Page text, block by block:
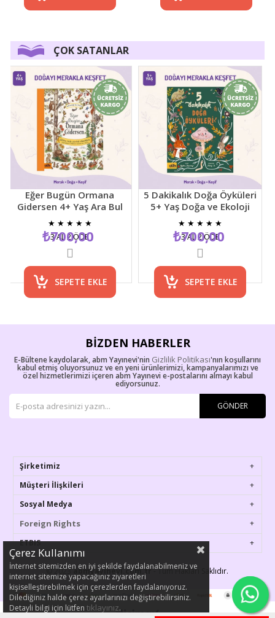
ÇOK SATANLAR
Eğer Bugün Ormana
Gidersen 4+ Yaş Ara Bul
Resimli Çocuk Etkinlik
Kitabı
★★★★
₺700,00
SEPETE EKLE
3 AL 2 ÖDE
5 Dakikalık Doğa Öyküleri
5+ Yaş Doğa ve Ekoloji
Temalı Çocuk Hikaye
Kitabı
★★★★
₺700,00
SEPETE EKLE
3 AL 2 ÖDE
BIZDEN HABERLER
E-Bültene kaydolarak, abm Yayınevi'nin Gizlilik Politikası'nın koşullarını
kabul etmiş oluyorsunuz ve en yeni ürünlerimizi, kampanyalarımızı ve
özel hizmetlerimizi içeren abm Yayınevi e-postalarını almayı kabul
ediyorsunuz.
GÖNDER
Şirketimiz
Müşteri İlişkileri
Sosyal Medya
Foreign Rights
ETBIS
© 2023abmyayinevi.com.tr- Tüm Hakları Saklıdır.
Çerez Kullanımı
İnternet sitemizden en iyi şekilde faydalanabilmeniz ve
internet sitemize yapacağınız ziyaretleri
kişiselleştirebilmek için çerezlerden faydalanıyoruz.
Dilediğiniz halde çerez ayarlarınızı değiştirebilirsiniz.
Detayli bilgi için lütfen tıklayınız.